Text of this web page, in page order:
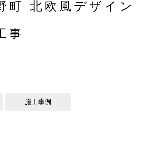
町 北欧風デザイン
事
施工事例